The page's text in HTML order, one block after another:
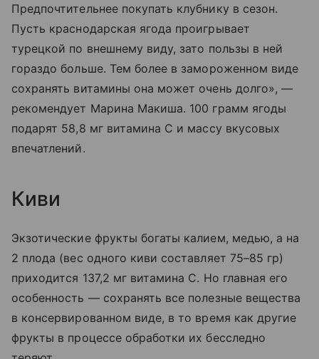
Предпочтительнее покупать клубнику в сезон.
Пусть краснодарская ягода проигрывает
турецкой по внешнему виду, зато пользы в ней
гораздо больше. Тем более в замороженном виде
сохранять витамины она может очень долго», —
рекомендует Марина Макиша. 100 грамм ягоды
подарят 58,8 мг витамина С и массу вкусовых
впечатлений.
Киви
Экзотические фрукты богаты калием, медью, а на
2 плода (вес одного киви составляет 75–85 гр)
приходится 137,2 мг витамина С. Но главная его
особенность — сохранять все полезные вещества
в консервированном виде, в то время как другие
фрукты в процессе обработки их бесследно